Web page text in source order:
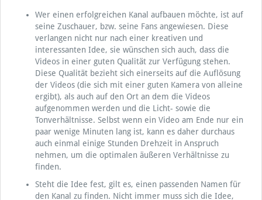
Wer einen erfolgreichen Kanal aufbauen möchte, ist auf
seine Zuschauer, bzw. seine Fans angewiesen. Diese
verlangen nicht nur nach einer kreativen und
interessanten Idee, sie wünschen sich auch, dass die
Videos in einer guten Qualität zur Verfügung stehen.
Diese Qualität bezieht sich einerseits auf die Auflösung
der Videos (die sich mit einer guten Kamera von alleine
ergibt), als auch auf den Ort an dem die Videos
aufgenommen werden und die Licht- sowie die
Tonverhältnisse. Selbst wenn ein Video am Ende nur ein
paar wenige Minuten lang ist, kann es daher durchaus
auch einmal einige Stunden Drehzeit in Anspruch
nehmen, um die optimalen äußeren Verhältnisse zu
finden.
Steht die Idee fest, gilt es, einen passenden Namen für
den Kanal zu finden. Nicht immer muss sich die Idee,